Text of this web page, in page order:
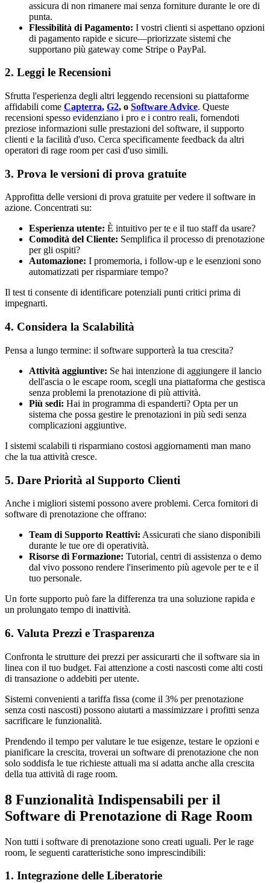
assicura di non rimanere mai senza forniture durante le ore di
punta.
Flessibilità di Pagamento: I vostri clienti si aspettano opzioni
di pagamento rapide e sicure—priorizzate sistemi che
supportano più gateway come Stripe o PayPal.
2. Leggi le Recensioni
Sfrutta l'esperienza degli altri leggendo recensioni su piattaforme
affidabili come Capterra, G2, o Software Advice. Queste
recensioni spesso evidenziano i pro e i contro reali, fornendoti
preziose informazioni sulle prestazioni del software, il supporto
clienti e la facilità d'uso. Cerca specificamente feedback da altri
operatori di rage room per casi d'uso simili.
3. Prova le versioni di prova gratuite
Approfitta delle versioni di prova gratuite per vedere il software in
azione. Concentrati su:
Esperienza utente: È intuitivo per te e il tuo staff da usare?
Comodità del Cliente: Semplifica il processo di prenotazione
per gli ospiti?
Automazione: I promemoria, i follow-up e le esenzioni sono
automatizzati per risparmiare tempo?
Il test ti consente di identificare potenziali punti critici prima di
impegnarti.
4. Considera la Scalabilità
Pensa a lungo termine: il software supporterà la tua crescita?
Attività aggiuntive: Se hai intenzione di aggiungere il lancio
dell'ascia o le escape room, scegli una piattaforma che gestisca
senza problemi la prenotazione di più attività.
Più sedi: Hai in programma di espanderti? Opta per un
sistema che possa gestire le prenotazioni in più sedi senza
complicazioni aggiuntive.
I sistemi scalabili ti risparmiano costosi aggiornamenti man mano
che la tua attività cresce.
5. Dare Priorità al Supporto Clienti
Anche i migliori sistemi possono avere problemi. Cerca fornitori di
software di prenotazione che offrano:
Team di Supporto Reattivi: Assicurati che siano disponibili
durante le tue ore di operatività.
Risorse di Formazione: Tutorial, centri di assistenza o demo
dal vivo possono rendere l'inserimento più agevole per te e il
tuo personale.
Un forte supporto può fare la differenza tra una soluzione rapida e
un prolungato tempo di inattività.
6. Valuta Prezzi e Trasparenza
Confronta le strutture dei prezzi per assicurarti che il software sia in
linea con il tuo budget. Fai attenzione a costi nascosti come alti costi
di transazione o addebiti per utente.
Sistemi convenienti a tariffa fissa (come il 3% per prenotazione
senza costi nascosti) possono aiutarti a massimizzare i profitti senza
sacrificare le funzionalità.
Prendendo il tempo per valutare le tue esigenze, testare le opzioni e
pianificare la crescita, troverai un software di prenotazione che non
solo soddisfa le tue richieste attuali ma si adatta anche alla crescita
della tua attività di rage room.
8 Funzionalità Indispensabili per il
Software di Prenotazione di Rage Room
Non tutti i software di prenotazione sono creati uguali. Per le rage
room, le seguenti caratteristiche sono imprescindibili:
1. Integrazione delle Liberatorie